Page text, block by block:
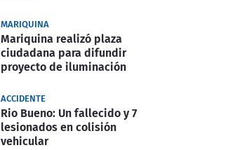
MARIQUINA
Mariquina realizó plaza
ciudadana para difundir
proyecto de iluminación
ACCIDENTE
Rio Bueno: Un fallecido y 7
lesionados en colisión
vehicular